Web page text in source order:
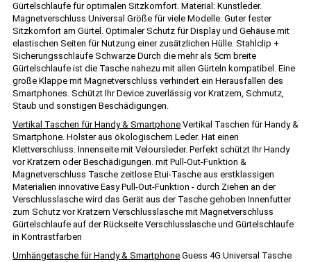
Gürtelschlaufe für optimalen Sitzkomfort. Material: Kunstleder.
Magnetverschluss Universal Größe für viele Modelle. Guter fester
Sitzkomfort am Gürtel. Optimaler Schutz für Display und Gehäuse mit
elastischen Seiten für Nutzung einer zusätzlichen Hülle. Stahlclip +
Sicherungsschlaufe Schwarze Durch die mehr als 5cm breite
Gürtelschlaufe ist die Tasche nahezu mit allen Gürteln kompatibel. Eine
große Klappe mit Magnetverschluss verhindert ein Herausfallen des
Smartphones. Schützt Ihr Device zuverlässig vor Kratzern, Schmutz,
Staub und sonstigen Beschädigungen.
Vertikal Taschen für Handy & Smartphone Vertikal Taschen für Handy &
Smartphone. Holster aus ökologischem Leder. Hat einen
Klettverschluss. Innenseite mit Veloursleder. Perfekt schützt Ihr Handy
vor Kratzern oder Beschädigungen. mit Pull-Out-Funktion &
Magnetverschluss Tasche zeitlose Etui-Tasche aus erstklassigen
Materialien innovative Easy Pull-Out-Funktion - durch Ziehen an der
Verschlusslasche wird das Gerät aus der Tasche gehoben Innenfutter
zum Schutz vor Kratzern Verschlusslasche mit Magnetverschluss
Gürtelschlaufe auf der Rückseite Verschlusslasche und Gürtelschlaufe
in Kontrastfarben
Umhängetasche für Handy & Smartphone Guess 4G Universal Tasche